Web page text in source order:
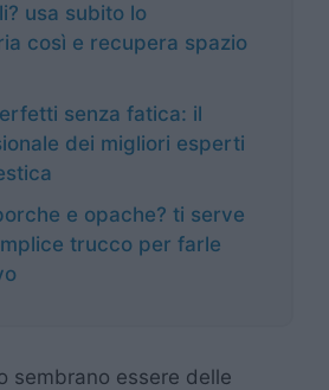
usa subito lo
così e recupera spazio
senza fatica: il
dei migliori esperti
e opache? ti serve
trucco per farle
sembrano essere delle